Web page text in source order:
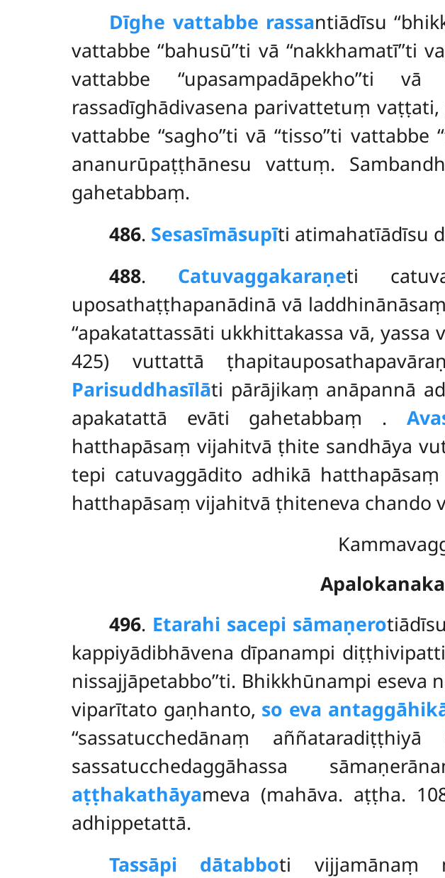
Dīghe vattabbe rassantiādīsu
vattabbe ‘‘bahusū’’ti vā ‘‘nakkhamatī’’ti
vattabbe ‘‘upasampadāpekho’’ti
rassadīghādivasena parivattetuṃ vaṭṭati, na
vattabbe ‘‘sagho’’ti vā ‘‘tisso’’ti vattabbe
ananurūpaṭṭhānesu vattuṃ.
gahetabbaṃ.
486. Sesasīmāsupīti atimahatīādīsu
488. Catuvaggakaraṇeti
uposathaṭṭhapanādinā vā
‘‘apakatattassāti ukkhittakassa vā,
425) vuttattā
Parisuddhasīlāti pārājikaṃ anāpannā
apakatattā evāti gahetabbaṃ .
hatthapāsaṃ vijahitvā ṭhite sandhāya
tepi catuvaggādito adhikā
hatthapāsaṃ vijahitvā ṭhiteneva chando
496. Etarahi sacepi sāmaṇero
kappiyādibhāvena dīpanampi
nissajjāpetabbo’’ti. Bhikkhūnampi eseva
viparītato gaṇhanto, so eva
‘‘sassatucchedānaṃ
sassatucchedaggāhassa
aṭṭhakathāyameva (mahāva. aṭṭha.
adhippetattā.
Tassāpi dātabboti vijjamānaṃ